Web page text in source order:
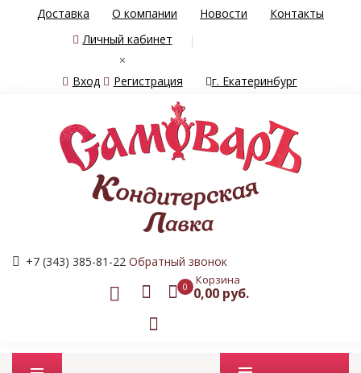
Доставка О компании Новости
Контакты
Личный кабинет
×
Вход
Регистрация г. Екатеринбург
+7 (343) 385-81-22 Обратный звонок
0 Корзина
0,00 руб.